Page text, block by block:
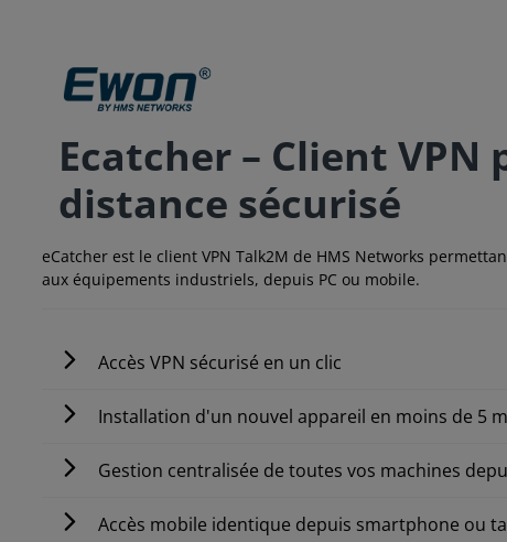
Ecatcher – Client VPN
distance sécurisé
eCatcher est le client VPN Talk2M de HMS Networks
aux équipements industriels, depuis PC ou mobile.
Accès VPN sécurisé en un clic
Installation d'un nouvel appareil en moins de 5
Gestion centralisée de toutes vos machines
Accès mobile identique depuis smartphone ou